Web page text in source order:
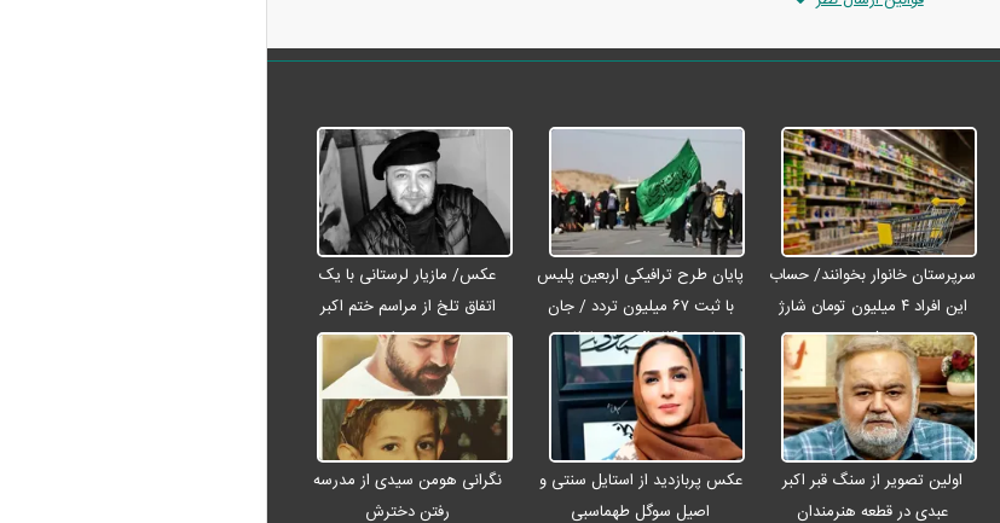
سرپرستان خانوار بخوانند/ حساب
این افراد ۴ میلیون تومان شارژ
شد
پایان طرح ترافیکی اربعین پلیس
با ثبت ۶۷ میلیون تردد / جان
باختن ۲۴ زائر در تصادفات
اربعینی
عکس/ مازیار لرستانی با یک
اتفاق تلخ از مراسم ختم اکبر
عبدی رفت
اولین تصویر از سنگ قبر اکبر
عبدی در قطعه هنرمندان
عکس پربازدید از استایل سنتی و
اصیل سوگل طهماسبی
نگرانی هومن سیدی از مدرسه
رفتن دخترش